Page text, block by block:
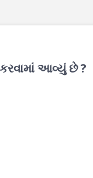
કરવામાં આવ્યું છે ?